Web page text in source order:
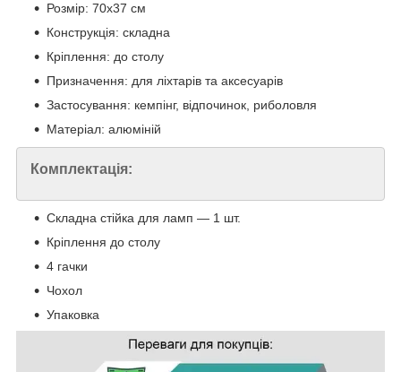
Розмір: 70х37 см
Конструкція: складна
Кріплення: до столу
Призначення: для ліхтарів та аксесуарів
Застосування: кемпінг, відпочинок, риболовля
Матеріал: алюміній
Комплектація:
Складна стійка для ламп — 1 шт.
Кріплення до столу
4 гачки
Чохол
Упаковка